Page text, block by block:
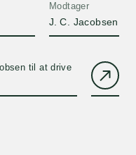
Modtager
J. C. Jacobsen
til at drive